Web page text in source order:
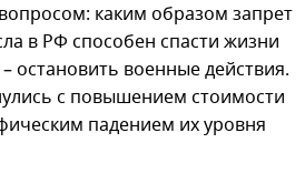
каким образом запрет
в РФ способен спасти жизни
остановить военные действия.
с повышением стоимости
падением их уровня